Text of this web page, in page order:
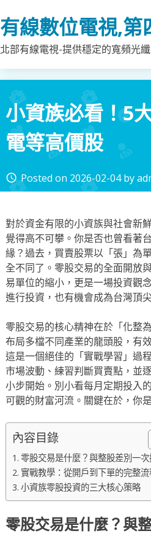
to
content
有線數位電視,第
北部有線電視-提供穩定的寬頻光
小資族必看！5
電等高價股
access_time Posted on 2026-02-04by
對於資金有限的小資族與社會新
覺得高不可攀。你是否也曾看著
緣？過去，買賣股票以「張」為
全不同了。零股交易的全面開放
易單位的縮小，更是一場投資觀
進行投資，也有機會成為台灣頂
零股交易的核心精神在於「化整
布局多檔不同產業的龍頭股，有
這是一個絕佳的「實戰學習」過
市場波動、練習判斷買賣點，並
小步開始。別小看每月定期投入
可觀的財富河流。關鍵在於，你
內容目錄
零股交易是什麼？與整股差別一
實戰教學：從開戶到下單的完整流
小資族零股投資的三大核心策略
零股交易是什麼？與